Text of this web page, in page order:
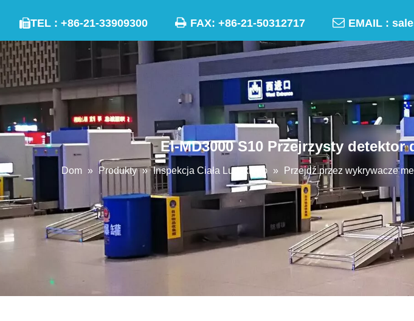
TEL : +86-21-33909300  FAX: +86-21-50312717  EMAIL :
EI-MD3000 S10 Przejrzysty
Dom » Produkty » Inspekcja Ciała Ludzkiego » Przejdź przez wykrywacze